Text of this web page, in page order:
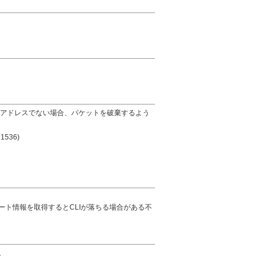
ドレスでない場合、パケットを破棄するよう
ト情報を取得するとCLIが落ちる場合がある不